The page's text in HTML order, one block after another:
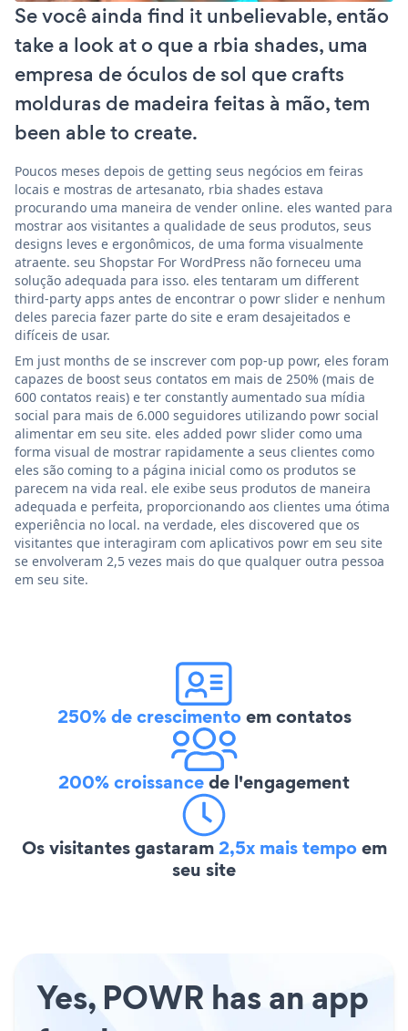
Se você ainda find it unbelievable, então
take a look at o que a rbia shades, uma
empresa de óculos de sol que crafts
molduras de madeira feitas à mão, tem
been able to create.
Poucos meses depois de getting seus negócios em feiras
locais e mostras de artesanato, rbia shades estava
procurando uma maneira de vender online. eles wanted para
mostrar aos visitantes a qualidade de seus produtos, seus
designs leves e ergonômicos, de uma forma visualmente
atraente. seu Shopstar For WordPress não forneceu uma
solução adequada para isso. eles tentaram um different
third-party apps antes de encontrar o powr slider e nenhum
deles parecia fazer parte do site e eram desajeitados e
difíceis de usar.
Em just months de se inscrever com pop-up powr, eles foram
capazes de boost seus contatos em mais de 250% (mais de
600 contatos reais) e ter constantly aumentado sua mídia
social para mais de 6.000 seguidores utilizando powr social
alimentar em seu site. eles added powr slider como uma
forma visual de mostrar rapidamente a seus clientes como
eles são coming to a página inicial como os produtos se
parecem na vida real. ele exibe seus produtos de maneira
adequada e perfeita, proporcionando aos clientes uma ótima
experiência no local. na verdade, eles discovered que os
visitantes que interagiram com aplicativos powr em seu site
se envolveram 2,5 vezes mais do que qualquer outra pessoa
em seu site.
250% de crescimentoem contatos
200% croissancede l'engagement
Os visitantes gastaram2,5x mais tempoem
seu site
Yes, POWR has an app